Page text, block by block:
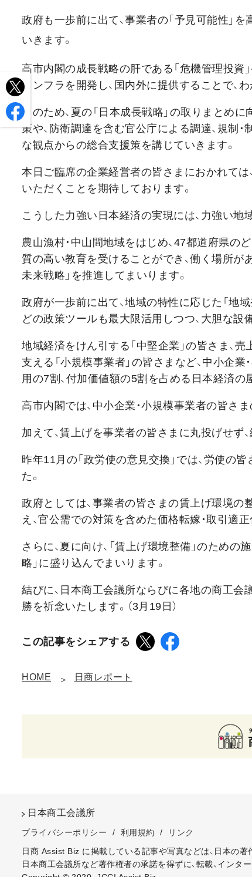
政府も一歩前に出て、事業者の「予見可能性」
いきます。
高市内閣の成長戦略の肝である「危機管理投資
インフラを開発し、国内外に提供することで、
このため、夏の「日本成長戦略」の取りまとめ
策や、防衛調達を含む官公庁による調達、規制・
な観点からの総合支援策を講じていきます。
本日ご臨席の企業経営者の皆さまにおかれて
いただくことを期待しております。
こうした力強い日本経済の実現には、力強い地
農山漁村・中山間地域をはじめ、47都道府県の
質の高い教育を受けることができ、働く場所が
未来戦略」を推進してまいります。
政府が一歩前に出て、地域の特性に応じた「地
どの政策ツールも最大限活用しつつ、大胆な
地域経済をけん引する「中堅企業」の皆さま、
支える「小規模事業者」の皆さまなど、中小企
用の7割、付加価値額の5割を占める日本経済の
高市内閣では、中小企業・小規模事業者の皆さま
加えて、賃上げを事業者の皆さまに丸投げせず
昨年11月の「政労使の意見交換」では、労使の
た。
政府としては、事業者の皆さまの賃上げ環境の
え、官公需での対策を含めた価格転嫁・取引適
さらに、夏に向け、「賃上げ環境整備」のため
略」に盛り込んでまいります。
結びに、日本商工会議所ならびに各地の商工会
勝を祈念いたします。（3月19日）
この記事をシェアする
HOME 日商レポート
日本商工会議所
プライバシーポリシー / 利用規約 /
リンク
日商 Assist Biz に掲載している記事や写真などは、日本の著
日本商工会議所など著作権者の承諾を得ずに、転載、インタ